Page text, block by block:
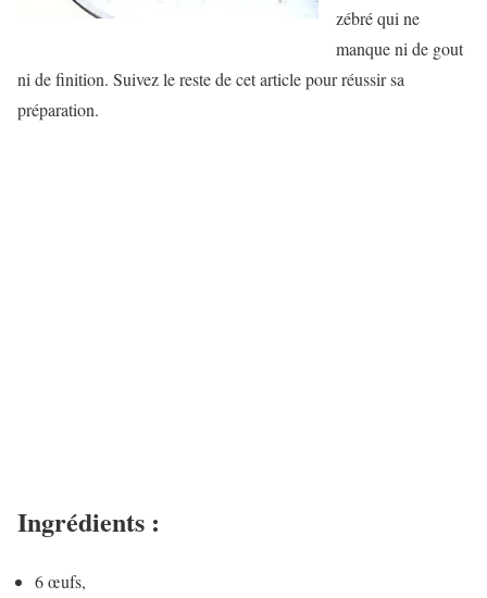
zébré qui ne
manque ni de gout
ni de finition. Suivez le reste de cet article pour réussir sa
préparation.
Ingrédients :
6 œufs,